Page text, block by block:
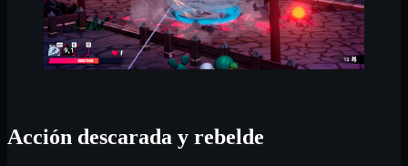
Acción descarada y rebelde